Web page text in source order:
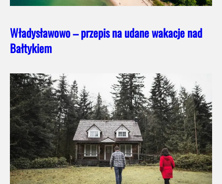
Władysławowo – przepis na udane wakacje nad
Bałtykiem